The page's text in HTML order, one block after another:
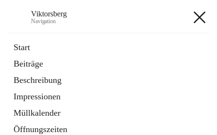
Viktorsberg
Navigation
Start
Beiträge
Beschreibung
Impressionen
Müllkalender
Öffnungszeiten
1 Schnellzugriff
Bürgerservice
10 Schnellzugriffe